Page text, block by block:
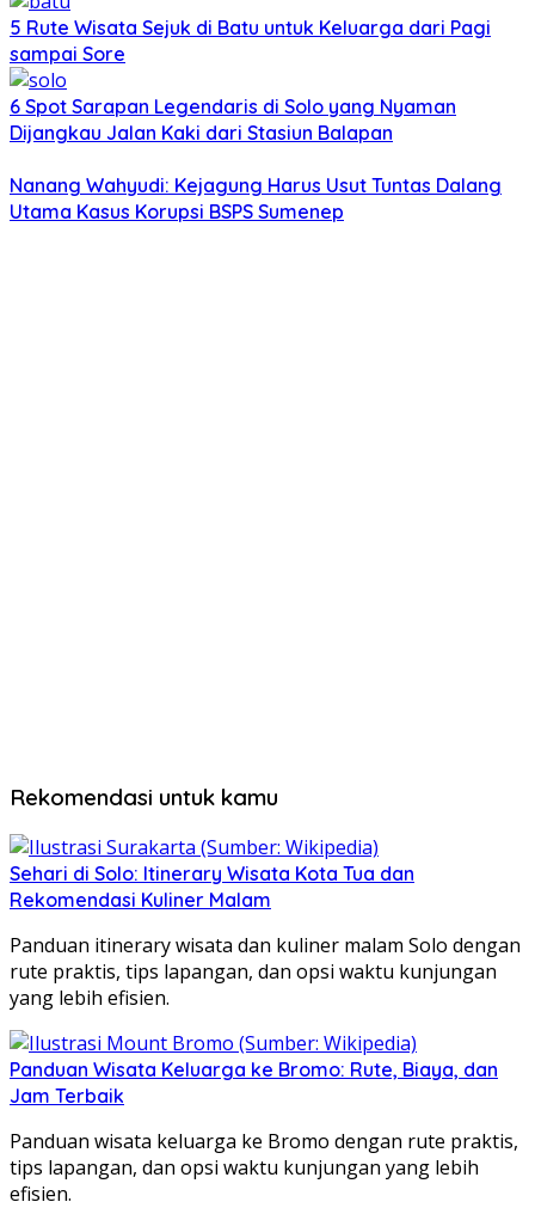
5 Rute Wisata Sejuk di Batu untuk Keluarga dari Pagi
sampai Sore
6 Spot Sarapan Legendaris di Solo yang Nyaman
Dijangkau Jalan Kaki dari Stasiun Balapan
Nanang Wahyudi: Kejagung Harus Usut Tuntas Dalang
Utama Kasus Korupsi BSPS Sumenep
Rekomendasi untuk kamu
Sehari di Solo: Itinerary Wisata Kota Tua dan
Rekomendasi Kuliner Malam
Panduan itinerary wisata dan kuliner malam Solo dengan
rute praktis, tips lapangan, dan opsi waktu kunjungan
yang lebih efisien.
Panduan Wisata Keluarga ke Bromo: Rute, Biaya, dan
Jam Terbaik
Panduan wisata keluarga ke Bromo dengan rute praktis,
tips lapangan, dan opsi waktu kunjungan yang lebih
efisien.